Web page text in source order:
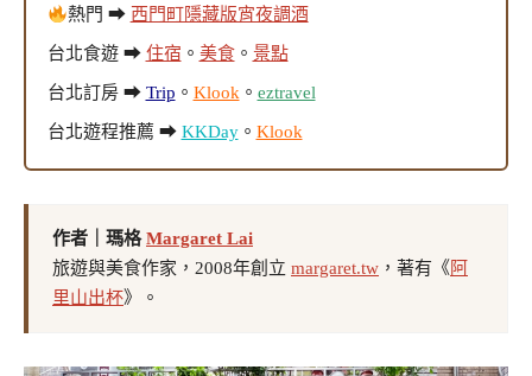
熱門 ➡ 西門町隱藏版宵夜調酒
台北食遊 ➡ 住宿 。 美食。 景點
台北訂房 ➡ Trip 。 Klook。 eztravel
台北遊程推薦 ➡ KKDay。 Klook
作者｜瑪格Margaret Lai
旅遊與美食作家，2008年創立 margaret.tw ，著有《阿
里山出杯》。